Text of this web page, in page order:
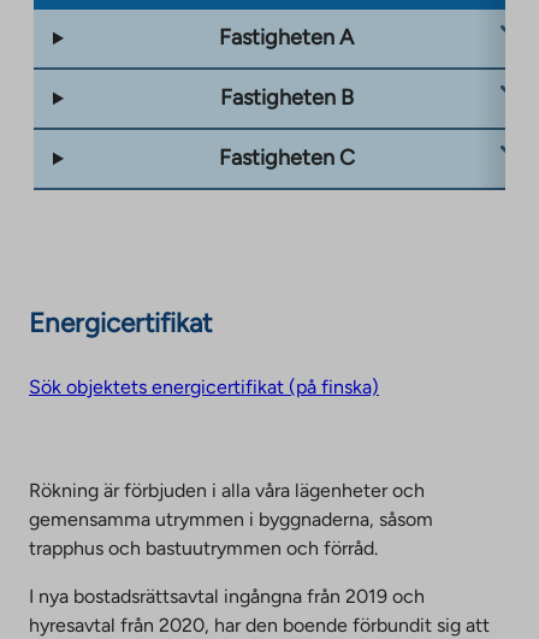
Fastigheten A
Fastigheten B
Fastigheten C
Energicertifikat
Sök objektets energicertifikat (på finska)
Rökning är förbjuden i alla våra lägenheter och
gemensamma utrymmen i byggnaderna, såsom
trapphus och bastuutrymmen och förråd.
I nya bostadsrättsavtal ingångna från 2019 och
hyresavtal från 2020, har den boende förbundit sig att